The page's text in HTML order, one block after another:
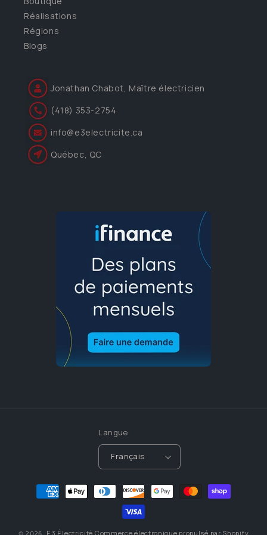
Réalisations
Régions
Blogs
Jonathan Chabot, Maître électricien
(418) 353-2754
info@e3electricite.ca
Québec, QC
Langue
Français
Moyens
E3 Électricité Commerce électronique propulsé par Shopify